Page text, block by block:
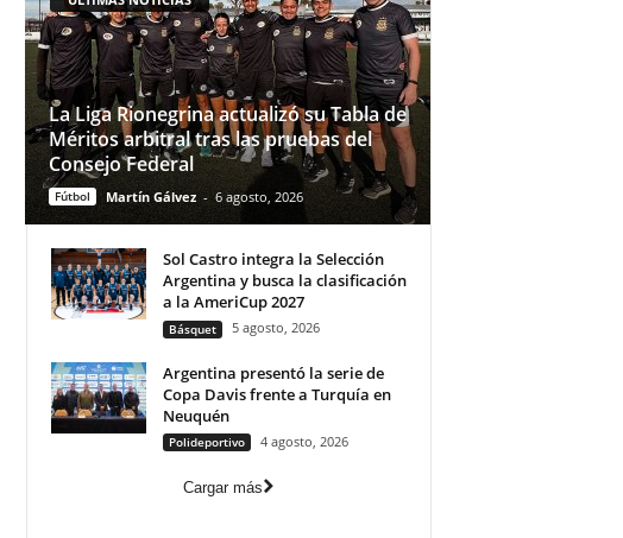
La Liga Rionegrina actualizó su Tabla de
Méritos arbitral tras las pruebas del
Consejo Federal
Fútbol Martín Gálvez - 6 agosto, 2026
Sol Castro integra la Selección
Argentina y busca la clasificación
a la AmeriCup 2027
Básquet 5 agosto, 2026
Argentina presentó la serie de
Copa Davis frente a Turquía en
Neuquén
Polideportivo 4 agosto, 2026
Cargar más